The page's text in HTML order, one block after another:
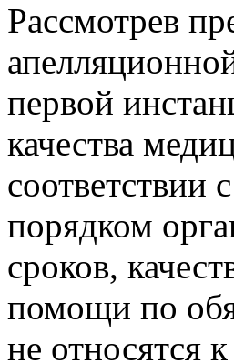
Рассмотрев
первой
качества
порядком
сроков,
помощи по
не относятся